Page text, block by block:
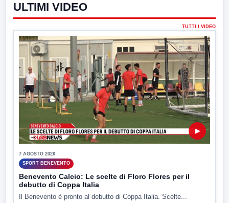
ULTIMI VIDEO
TUTTI I VIDEO
▶
7 AGOSTO 2026
SPORT BENEVENTO
Benevento Calcio: Le scelte di Floro Flores per il
debutto di Coppa Italia
Il Benevento è pronto al debutto di Coppa Italia. Scelte...